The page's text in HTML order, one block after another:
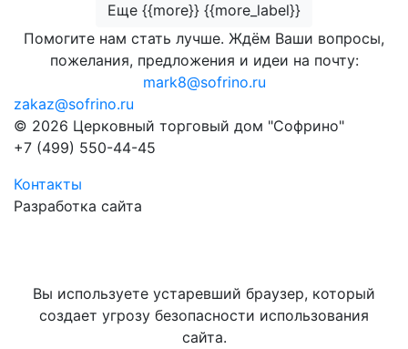
Еще {{more}} {{more_label}}
Помогите нам стать лучше. Ждём Ваши вопросы,
пожелания, предложения и идеи на почту:
mark8@sofrino.ru
zakaz@sofrino.ru
© 2026 Церковный торговый дом "Софрино"
+7 (499) 550-44-45
Контакты
Разработка сайта
Вы используете устаревший браузер, который
создает угрозу безопасности использования
сайта.